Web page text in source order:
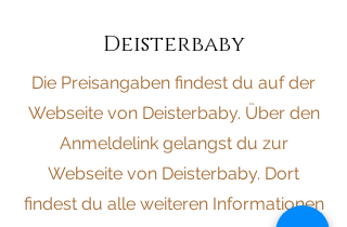
Deisterbaby
Die Preisangaben findest du auf der
Webseite von Deisterbaby. Über den
Anmeldelink gelangst du zur
Webseite von Deisterbaby. Dort
findest du alle weiteren Informationen